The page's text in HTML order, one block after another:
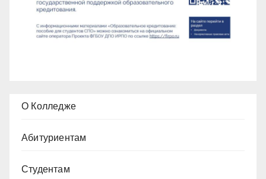
О Колледже
Абитуриентам
Студентам